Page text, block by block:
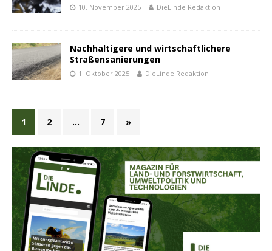
10. November 2025 DieLinde Redaktion
Nachhaltigere und wirtschaftlichere
Straßensanierungen
1. Oktober 2025 DieLinde Redaktion
1 2 … 7 »